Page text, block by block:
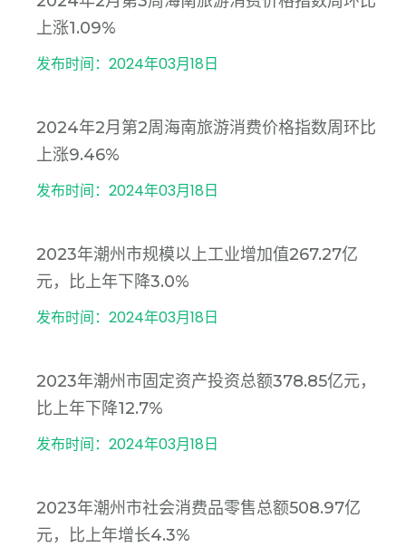
上涨1.09%
发布时间：2024年03月18日
2024年2月第2周海南旅游消费价格指数周环比
上涨9.46%
发布时间：2024年03月18日
2023年潮州市规模以上工业增加值267.27亿
元，比上年下降3.0%
发布时间：2024年03月18日
2023年潮州市固定资产投资总额378.85亿元，
比上年下降12.7%
发布时间：2024年03月18日
2023年潮州市社会消费品零售总额508.97亿
元，比上年增长4.3%